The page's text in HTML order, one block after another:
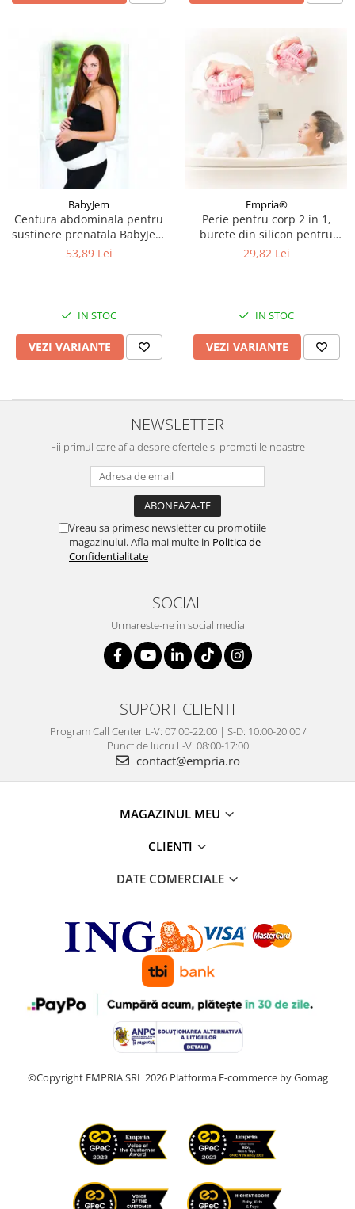
BabyJem
Centura abdominala pentru
sustinere prenatala BabyJem
Pregnancy, Alb, Marimea M
53,89 Lei
IN STOC
VEZI VARIANTE
Empria®
Perie pentru corp 2 in 1,
burete din silicon pentru
curatare, exfoliere si masaj
29,82 Lei
IN STOC
VEZI VARIANTE
NEWSLETTER
Fii primul care afla despre ofertele si promotiile noastre
Vreau sa primesc newsletter cu promotiile
magazinului. Afla mai multe in Politica de
Confidentialitate
SOCIAL
Urmareste-ne in social media
SUPORT CLIENTI
Program Call Center L-V: 07:00-22:00 | S-D: 10:00-20:00 /
Punct de lucru L-V: 08:00-17:00
contact@empria.ro
MAGAZINUL MEU
CLIENTI
DATE COMERCIALE
©Copyright EMPRIA SRL 2026 Platforma E-commerce by Gomag